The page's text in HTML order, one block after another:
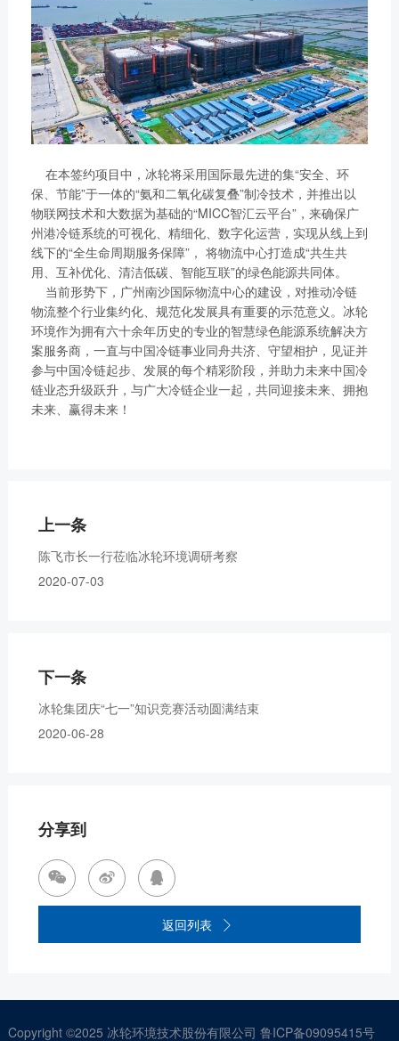
在本签约项目中，冰轮将采用国际最先进的集“安全、环
保、节能”于一体的“氨和二氧化碳复叠”制冷技术，并推出以
物联网技术和大数据为基础的“MICC智汇云平台”，来确保广
州港冷链系统的可视化、精细化、数字化运营，实现从线上到
线下的“全生命周期服务保障”， 将物流中心打造成“共生共
用、互补优化、清洁低碳、智能互联”的绿色能源共同体。
当前形势下，广州南沙国际物流中心的建设，对推动冷链
物流整个行业集约化、规范化发展具有重要的示范意义。冰轮
环境作为拥有六十余年历史的专业的智慧绿色能源系统解决方
案服务商，一直与中国冷链事业同舟共济、守望相护，见证并
参与中国冷链起步、发展的每个精彩阶段，并助力未来中国冷
链业态升级跃升，与广大冷链企业一起，共同迎接未来、拥抱
未来、赢得未来！
上一条
陈飞市长一行莅临冰轮环境调研考察
2020-07-03
下一条
冰轮集团庆“七一”知识竞赛活动圆满结束
2020-06-28
分享到
  
返回列表 
Copyright ©2025 冰轮环境技术股份有限公司 鲁ICP备09095415号